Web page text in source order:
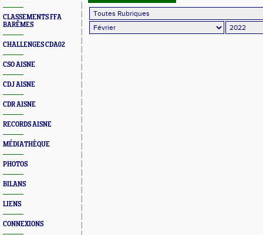
CLASSEMENTS FFA
BARÊMES
CHALLENGES CDA02
CSO AISNE
CDJ AISNE
CDR AISNE
RECORDS AISNE
MÉDIATHÈQUE
PHOTOS
BILANS
LIENS
CONNEXIONS